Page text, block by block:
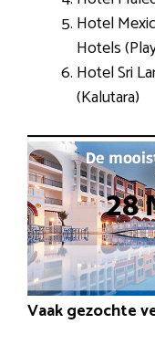
Hotel
Hotels
Hotel Sri
(Kalutara)
Vaak gezochte